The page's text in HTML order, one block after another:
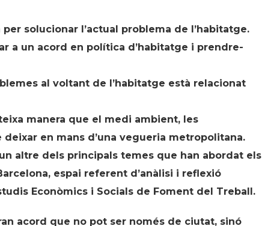
solucionar l’actual problema de l’habitatge.
a un acord en política d’habitatge i prendre-
al voltant de l’habitatge està relacionat
manera que el medi ambient, les
en mans d’una vegueria metropolitana.
altre dels principals temes que han abordat els
espai referent d’anàlisi i reflexió
Econòmics i Socials de Foment del Treball.
acord que no pot ser només de ciutat, sinó